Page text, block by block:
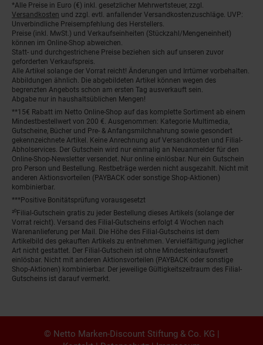
Fußnoten
*Alle Preise in Euro (€) inkl. gesetzlicher Mehrwertsteuer, zzgl.
Versandkosten und zzgl. evtl. anfallender Versandkostenzuschläge. UVP:
Unverbindliche Preisempfehlung des Herstellers.
Preise (inkl. MwSt.) und Verkaufseinheiten (Stückzahl/Mengeneinheit)
können im Online-Shop abweichen.
Statt- und durchgestrichene Preise beziehen sich auf unseren zuvor
geforderten Verkaufspreis.
Alle Artikel solange der Vorrat reicht! Änderungen und Irrtümer vorbehalten.
Abbildungen ähnlich. Die abgebildeten Artikel können wegen des
begrenzten Angebots schon am ersten Tag ausverkauft sein.
Abgabe nur in haushaltsüblichen Mengen!
**15€ Rabatt im Netto Online-Shop auf das komplette Sortiment ab einem
Mindestbestellwert von 200 €. Ausgenommen: Kategorie Multimedia,
Gutscheine, Bücher und Pre- & Anfangsmilchnahrung sowie gesondert
gekennzeichnete Artikel. Keine Anrechnung auf Versandkosten und Filial-
Abholservices. Der Gutschein wird nur einmalig an Neuanmelder für den
Online-Shop-Newsletter versendet. Nur online einlösbar. Nur ein Gutschein
pro Person und Bestellung. Restbeträge werden nicht ausgezahlt. Nicht mit
anderen Aktionsvorteilen (PAYBACK oder sonstige Shop-Aktionen)
kombinierbar.
***Positive Bonitätsprüfung vorausgesetzt
²⁰Filial-Gutschein gratis zu jeder Bestellung dieses Artikels (solange der
Vorrat reicht). Versand des Filial-Gutscheins erfolgt 4 Wochen nach
Warenanlieferung per Mail. Die Höhe des Filial-Gutscheins ist dem
Artikelbild des gekauften Artikels zu entnehmen. Vervielfältigung jeglicher
Art nicht gestattet. Der Filial-Gutschein ist ohne Mindesteinkaufswert
einlösbar. Nicht mit anderen Aktionsvorteilen (PAYBACK oder sonstige
Shop-Aktionen) kombinierbar. Der jeweilige Gültigkeitszeitraum des Filial-
Gutscheins ist darauf vermerkt.
© Netto Marken-Discount Stiftung & Co. KG |